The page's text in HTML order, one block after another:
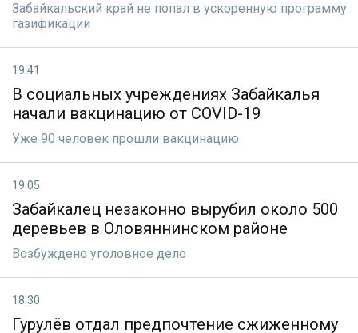
Забайкальский край не попал в ускоренную программу
газификации
19:41
В социальных учреждениях Забайкалья
начали вакцинацию от COVID-19
Уже 90 человек прошли вакцинацию
19:05
Забайкалец незаконно вырубил около 500
деревьев в Оловяннинском районе
Возбуждено уголовное дело
18:30
Гурулёв отдал предпочтение сжиженному